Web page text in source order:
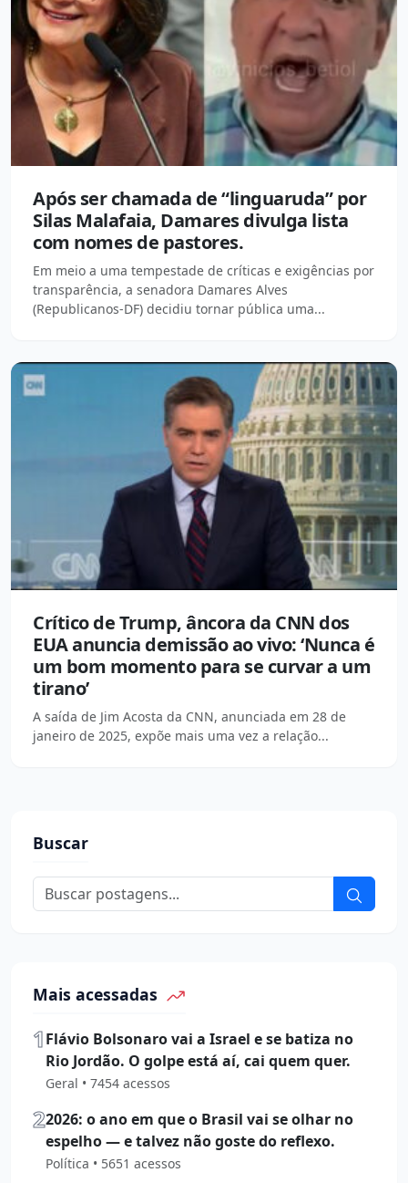
Após ser chamada de “linguaruda” por
Silas Malafaia, Damares divulga lista
com nomes de pastores.
Em meio a uma tempestade de críticas e exigências por
transparência, a senadora Damares Alves
(Republicanos-DF) decidiu tornar pública uma...
Crítico de Trump, âncora da CNN dos
EUA anuncia demissão ao vivo: ‘Nunca é
um bom momento para se curvar a um
tirano’
A saída de Jim Acosta da CNN, anunciada em 28 de
janeiro de 2025, expõe mais uma vez a relação...
Buscar
Mais acessadas
1Flávio Bolsonaro vai a Israel e se batiza no
Rio Jordão. O golpe está aí, cai quem quer.
Geral • 7454 acessos
22026: o ano em que o Brasil vai se olhar no
espelho — e talvez não goste do reflexo.
Política • 5651 acessos